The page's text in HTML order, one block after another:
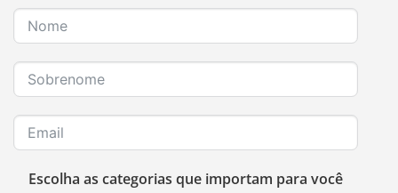
Escolha as categorias que importam para você